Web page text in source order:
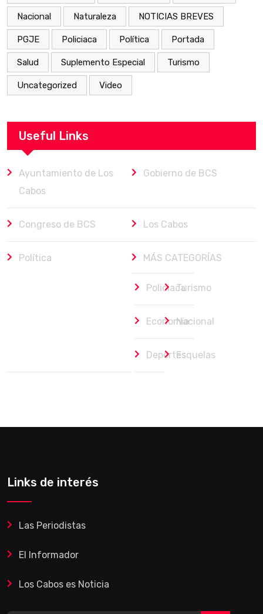
Nacional Naturaleza NOTICIAS BREVES
PGJE Policiaca Política Portada
Salud Suplemento Especial Turismo
Uncategorized Video
Useful Links
Ayuntamiento de Los
Cabos
Gobierno de BCS
Congreso de BCS Los Cabos
Política MÁS CATEGORÍAS
PoliciacaTurismo
EconomíaNacional
DeportesEsquelas
Links de interés
Las Periodistas
El Informador
Los Cabos es Noticia